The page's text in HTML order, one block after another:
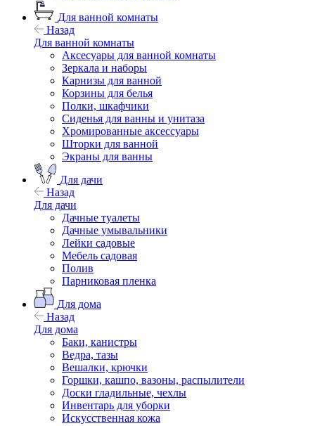
Для ванной комнаты
Назад
Для ванной комнаты
Аксесуары для ванной комнаты
Зеркала и наборы
Карнизы для ванной
Корзины для белья
Полки, шкафчики
Сиденья для ванны и унитаза
Хромированные аксессуары
Шторки для ванной
Экраны для ванны
Для дачи
Назад
Для дачи
Дачные туалеты
Дачные умывальники
Лейки садовые
Мебель садовая
Полив
Парниковая пленка
Для дома
Назад
Для дома
Баки, канистры
Ведра, тазы
Вешалки, крючки
Горшки, кашпо, вазоны, распылители
Доски гладильные, чехлы
Инвентарь для уборки
Искусственная кожа